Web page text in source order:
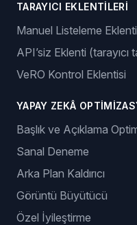
TARAYICI EKLENTILERI
Manuel Listeleme
API’siz Eklenti (tarayıcı
VeRO Kontrol Eklentisi
YAPAY ZEKÂ
Başlık ve Açıklama
Sanal Deneme
Arka Plan Kaldırıcı
Görüntü Büyütücü
Özel İyileştirme